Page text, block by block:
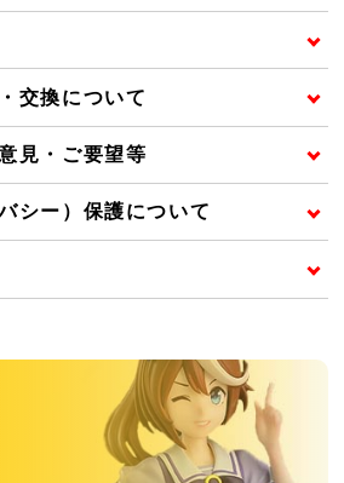
交換について
見・ご要望等
シー）保護について